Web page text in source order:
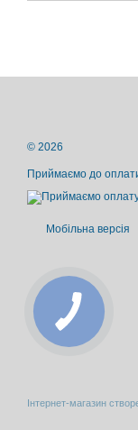
© 2026
Приймаємо до
Мобільна версія
Інтернет-магазин